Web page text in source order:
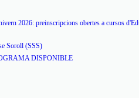
2026: preinscripcions obertes a cursos
Soroll (SSS)
DISPONIBLE